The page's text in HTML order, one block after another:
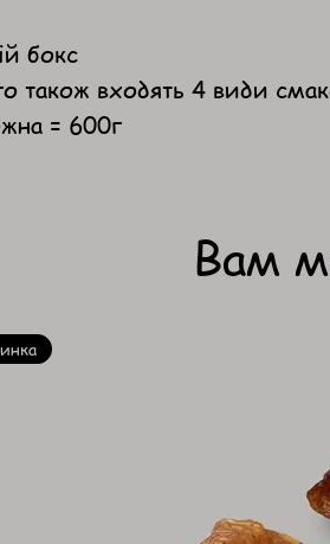
бокс
також входять 4 види
= 600г
Вам